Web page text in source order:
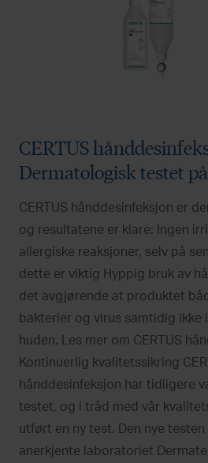
CERTUS
Dermatologisk testet
CERTUS hånddesinfeksjon er
og resultatene er klare: Ingen
allergiske reaksjoner, selv på
dette er viktig Hyppig bruk av
det avgjørende at produktet
bakterier og virus samtidig ikke
huden. Les mer om CERTUS
Kontinuerlig kvalitetssikring
hånddesinfeksjon har tidligere
testet, og i tråd med vår
utført en ny test. Den nye
anerkjente laboratoriet